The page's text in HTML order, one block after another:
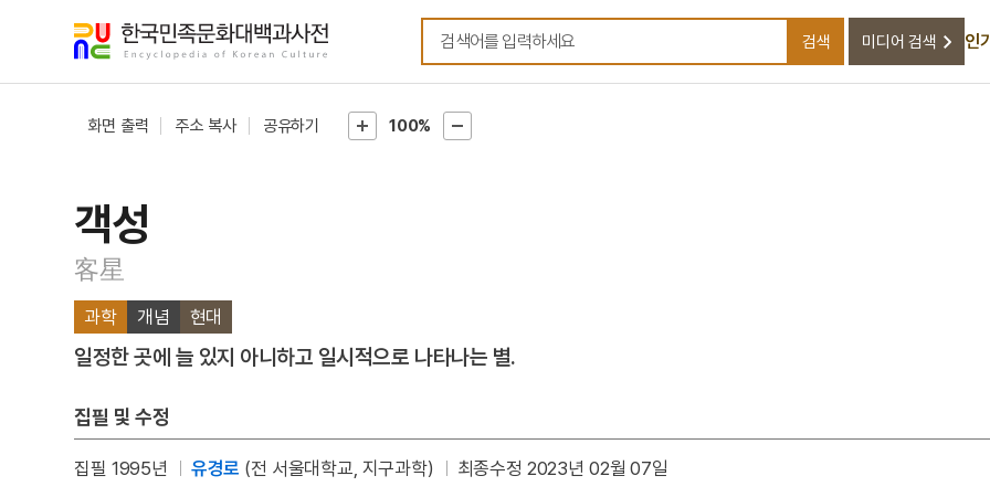
검색어를 입력하세요
검색 미디어 검색 인
화면 출력 주소 복사 공유하기 100%
객성
客星
과학 개념 현대
일정한 곳에 늘 있지 아니하고 일시적으로 나타나는 별.
집필 및 수정
집필 1995년 유경로 (전 서울대학교, 지구과학) 최종수정 2023년 02월 07일